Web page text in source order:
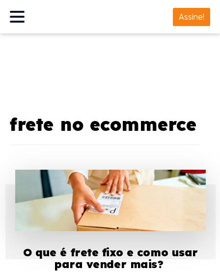
Assine!
frete no ecommerce
O que é frete fixo e como usar
para vender mais?